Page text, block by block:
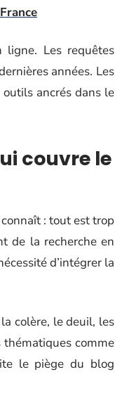
ligne. Les requêtes
années. Les
ancrés dans le
couvre le
: tout est trop
de la recherche en
d’intégrer la
colère, le deuil, les
thématiques comme
le piège du blog